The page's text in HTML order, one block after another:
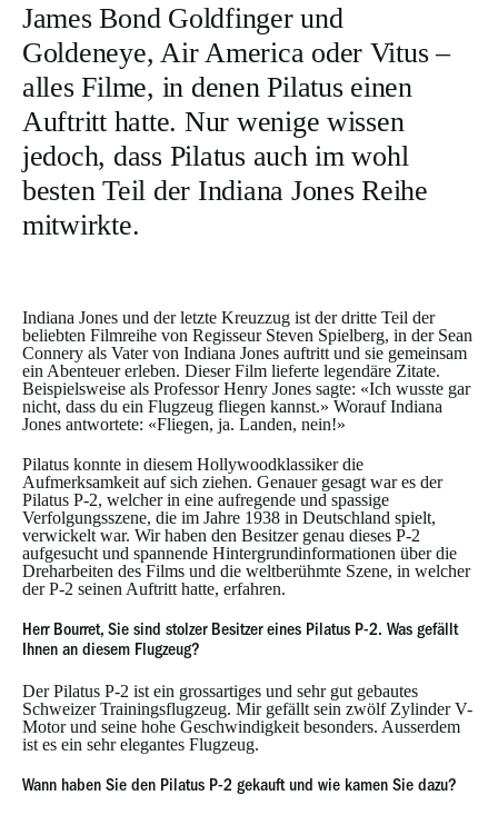
James Bond Goldfinger und
Goldeneye, Air America oder Vitus –
alles Filme, in denen Pilatus einen
Auftritt hatte. Nur wenige wissen
jedoch, dass Pilatus auch im wohl
besten Teil der Indiana Jones Reihe
mitwirkte.
Indiana Jones und der letzte Kreuzzug ist der dritte Teil der
beliebten Filmreihe von Regisseur Steven Spielberg, in der Sean
Connery als Vater von Indiana Jones auftritt und sie gemeinsam
ein Abenteuer erleben. Dieser Film lieferte legendäre Zitate.
Beispielsweise als Professor Henry Jones sagte: «Ich wusste gar
nicht, dass du ein Flugzeug fliegen kannst.» Worauf Indiana
Jones antwortete: «Fliegen, ja. Landen, nein!»
Pilatus konnte in diesem Hollywoodklassiker die
Aufmerksamkeit auf sich ziehen. Genauer gesagt war es der
Pilatus P-2, welcher in eine aufregende und spassige
Verfolgungsszene, die im Jahre 1938 in Deutschland spielt,
verwickelt war. Wir haben den Besitzer genau dieses P-2
aufgesucht und spannende Hintergrundinformationen über die
Dreharbeiten des Films und die weltberühmte Szene, in welcher
der P-2 seinen Auftritt hatte, erfahren.
Herr Bourret, Sie sind stolzer Besitzer eines Pilatus P-2. Was gefällt
Ihnen an diesem Flugzeug?
Der Pilatus P-2 ist ein grossartiges und sehr gut gebautes
Schweizer Trainingsflugzeug. Mir gefällt sein zwölf Zylinder V-
Motor und seine hohe Geschwindigkeit besonders. Ausserdem
ist es ein sehr elegantes Flugzeug.
Wann haben Sie den Pilatus P-2 gekauft und wie kamen Sie dazu?